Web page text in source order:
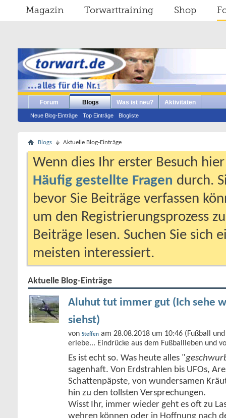
Magazin Torwarttraining Shop
Forum Blogs
Neue Blog-Einträge Top Einträge Blogliste
Was ist neu? Aktivitäten
Blogs Aktuelle Blog-Einträge
Wenn dies Ihr erster Besuch
Häufig gestellte Fragen durch.
bevor Sie Beiträge verfassen
um den Registrierungsprozess
Beiträge lesen. Suchen Sie sich
meisten interessiert.
Aktuelle Blog-Einträge
Aluhut tut immer gut (Ich sehe
siehst)
von Steffen am 28.08.2018 um 10:46 (Fußball
erlebe... Eindrücke aus dem Fußballleben und
Es ist echt so. Was heute alles "
sagenhaft. Von Erdstrahlen bis UFOs,
Schattenpäpste, von wundersamen
hin zu den tollsten Versprechungen.
Wisst Ihr, immer wieder geht es oft zu